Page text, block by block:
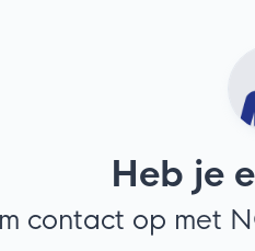
Heb je
contact op met